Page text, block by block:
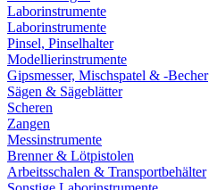
Laborinstrumente
Laborinstrumente
Pinsel, Pinselhalter
Modellierinstrumente
Gipsmesser, Mischspatel & -Becher
Sägen & Sägeblätter
Scheren
Zangen
Messinstrumente
Brenner & Lötpistolen
Arbeitsschalen & Transportbehälter